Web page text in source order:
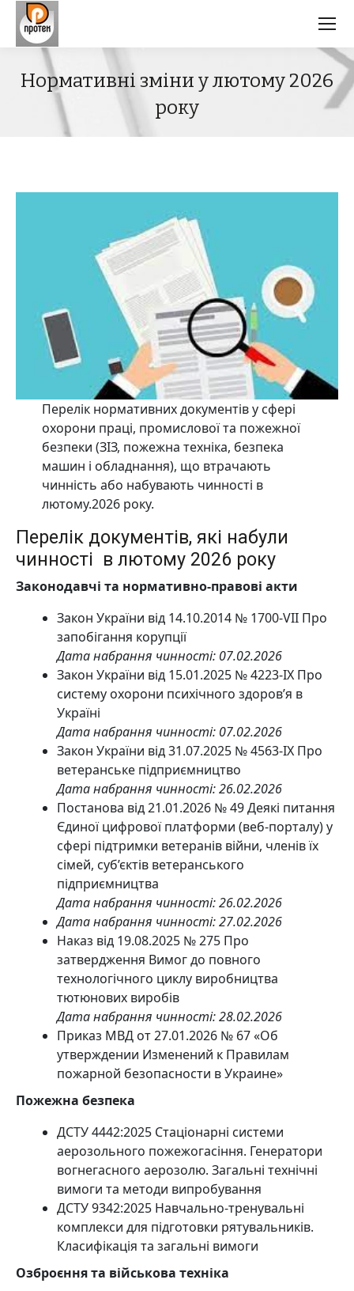
Нормативні зміни у лютому 2026
року
Перелік нормативних документів у сфері
охорони праці, промислової та пожежної
безпеки (ЗІЗ, пожежна техніка, безпека
машин і обладнання), що втрачають
чинність або набувають чинності в
лютому.2026 року.
Перелік документів, які набули
чинності в лютому 2026 року
Законодавчі та нормативно-правові акти
Закон України від 14.10.2014 № 1700-VII Про
запобігання корупції
Дата набрання чинності: 07.02.2026
Закон України від 15.01.2025 № 4223-IX Про
систему охорони психічного здоров’я в
Україні
Дата набрання чинності: 07.02.2026
Закон України від 31.07.2025 № 4563-IX Про
ветеранське підприємництво
Дата набрання чинності: 26.02.2026
Постанова від 21.01.2026 № 49 Деякі питання
Єдиної цифрової платформи (веб-порталу) у
сфері підтримки ветеранів війни, членів їх
сімей, суб’єктів ветеранського
підприємництва
Дата набрання чинності: 26.02.2026
Дата набрання чинності: 27.02.2026
Наказ від 19.08.2025 № 275 Про
затвердження Вимог до повного
технологічного циклу виробництва
тютюнових виробів
Дата набрання чинності: 28.02.2026
Приказ МВД от 27.01.2026 № 67 «Об
утверждении Изменений к Правилам
пожарной безопасности в Украине»
Пожежна безпека
ДСТУ 4442:2025 Стаціонарні системи
аерозольного пожежогасіння. Генератори
вогнегасного аерозолю. Загальні технічні
вимоги та методи випробування
ДСТУ 9342:2025 Навчально-тренувальні
комплекси для підготовки рятувальників.
Класифікація та загальні вимоги
Озброєння та військова техніка